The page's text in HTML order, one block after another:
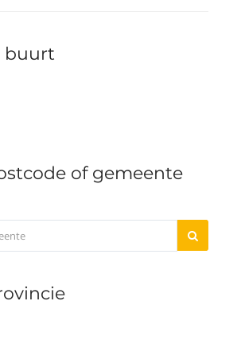
buurt
of gemeente